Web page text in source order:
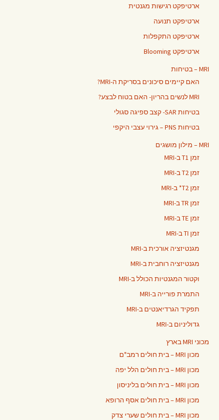
ארטיפקט רגישות מגנטית
ארטיפקט תנועה
ארטיפקט התקפלות
ארטיפקט Blooming
MRI – בטיחות
האם קיימים סיכונים בסריקת ה-MRI?
MRI לנשים בהריון- האם בטוח לבצע?
בטיחות SAR- קצב ספיגה סגולי
בטיחות PNS – גירוי עצבי היקפי
MRI – מילון מושגים
זמן T1 ב-MRI
זמן T2 ב-MRI
זמן T2* ב-MRI
זמן TR ב-MRI
זמן TE ב-MRI
זמן TI ב-MRI
מגנטיזציה אורכית ב-MRI
מגנטיזציה רוחבית ב-MRI
וקטור המגנטיות הכולל ב-MRI
התמרת פורייה ב-MRI
תפקיד הגרדיאנטים ב-MRI
גדוליניום ב-MRI
מכוני MRI בארץ
מכון MRI – בית חולים רמב"ם
מכון MRI – בית חולים הלל יפה
מכון MRI – בית חולים בליניסון
מכון MRI – בית חולים אסף הרופא
מכון MRI – בית חולים שערי צדק